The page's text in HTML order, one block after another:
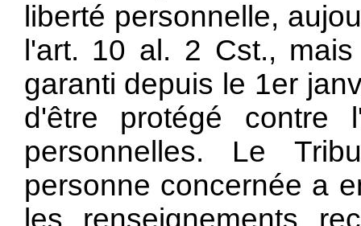
liberté personnelle,
l'art. 10 al. 2 Cst.,
garanti depuis le 1er
d'être protégé contre
personnelles. Le
personne concernée a
les renseignements